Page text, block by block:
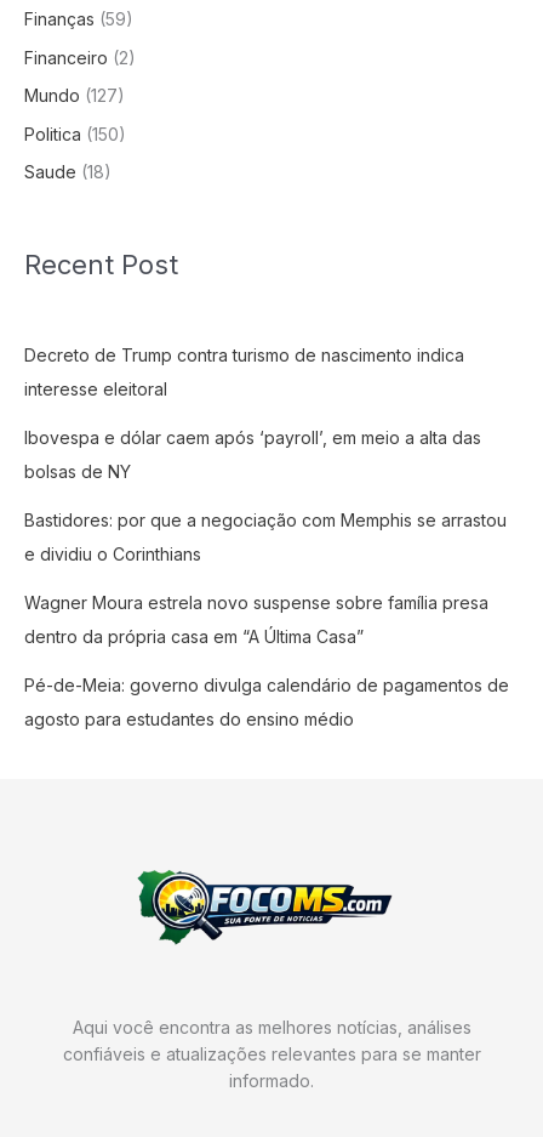
Finanças (59)
Financeiro (2)
Mundo (127)
Politica (150)
Saude (18)
Recent Post
Decreto de Trump contra turismo de nascimento indica
interesse eleitoral
Ibovespa e dólar caem após ‘payroll’, em meio a alta das
bolsas de NY
Bastidores: por que a negociação com Memphis se arrastou
e dividiu o Corinthians
Wagner Moura estrela novo suspense sobre família presa
dentro da própria casa em “A Última Casa”
Pé-de-Meia: governo divulga calendário de pagamentos de
agosto para estudantes do ensino médio
Aqui você encontra as melhores notícias, análises
confiáveis e atualizações relevantes para se manter
informado.